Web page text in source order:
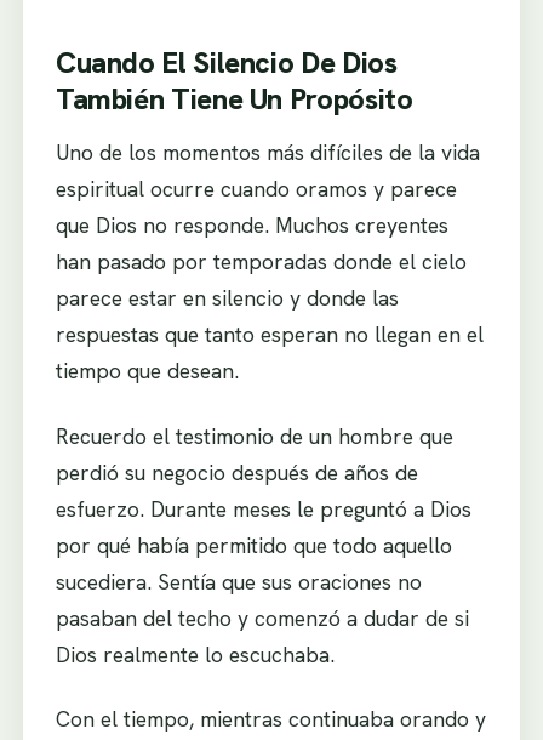
Cuando El Silencio De Dios
También Tiene Un Propósito
Uno de los momentos más difíciles de la vida
espiritual ocurre cuando oramos y parece
que Dios no responde. Muchos creyentes
han pasado por temporadas donde el cielo
parece estar en silencio y donde las
respuestas que tanto esperan no llegan en el
tiempo que desean.
Recuerdo el testimonio de un hombre que
perdió su negocio después de años de
esfuerzo. Durante meses le preguntó a Dios
por qué había permitido que todo aquello
sucediera. Sentía que sus oraciones no
pasaban del techo y comenzó a dudar de si
Dios realmente lo escuchaba.
Con el tiempo, mientras continuaba orando y